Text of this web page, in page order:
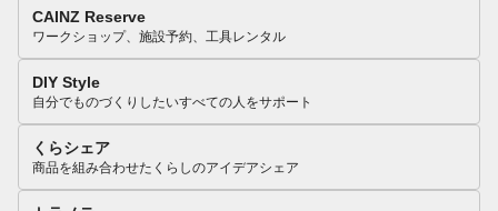
CAINZ Reserve
ワークショップ、施設予約、工具レンタル
DIY Style
自分でものづくりしたいすべての人をサポート
くらシェア
商品を組み合わせたくらしのアイデアシェア